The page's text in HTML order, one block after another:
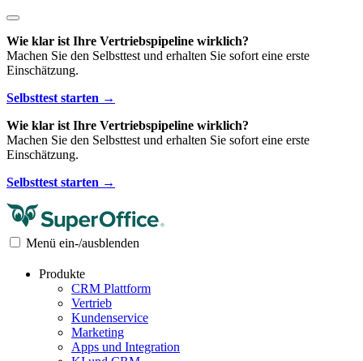
Wie klar ist Ihre Vertriebspipeline wirklich?
Machen Sie den Selbsttest und erhalten Sie sofort eine erste
Einschätzung.
Selbsttest starten →
Wie klar ist Ihre Vertriebspipeline wirklich?
Machen Sie den Selbsttest und erhalten Sie sofort eine erste
Einschätzung.
Selbsttest starten →
Menü ein-/ausblenden
Produkte
CRM Plattform
Vertrieb
Kundenservice
Marketing
Apps und Integration